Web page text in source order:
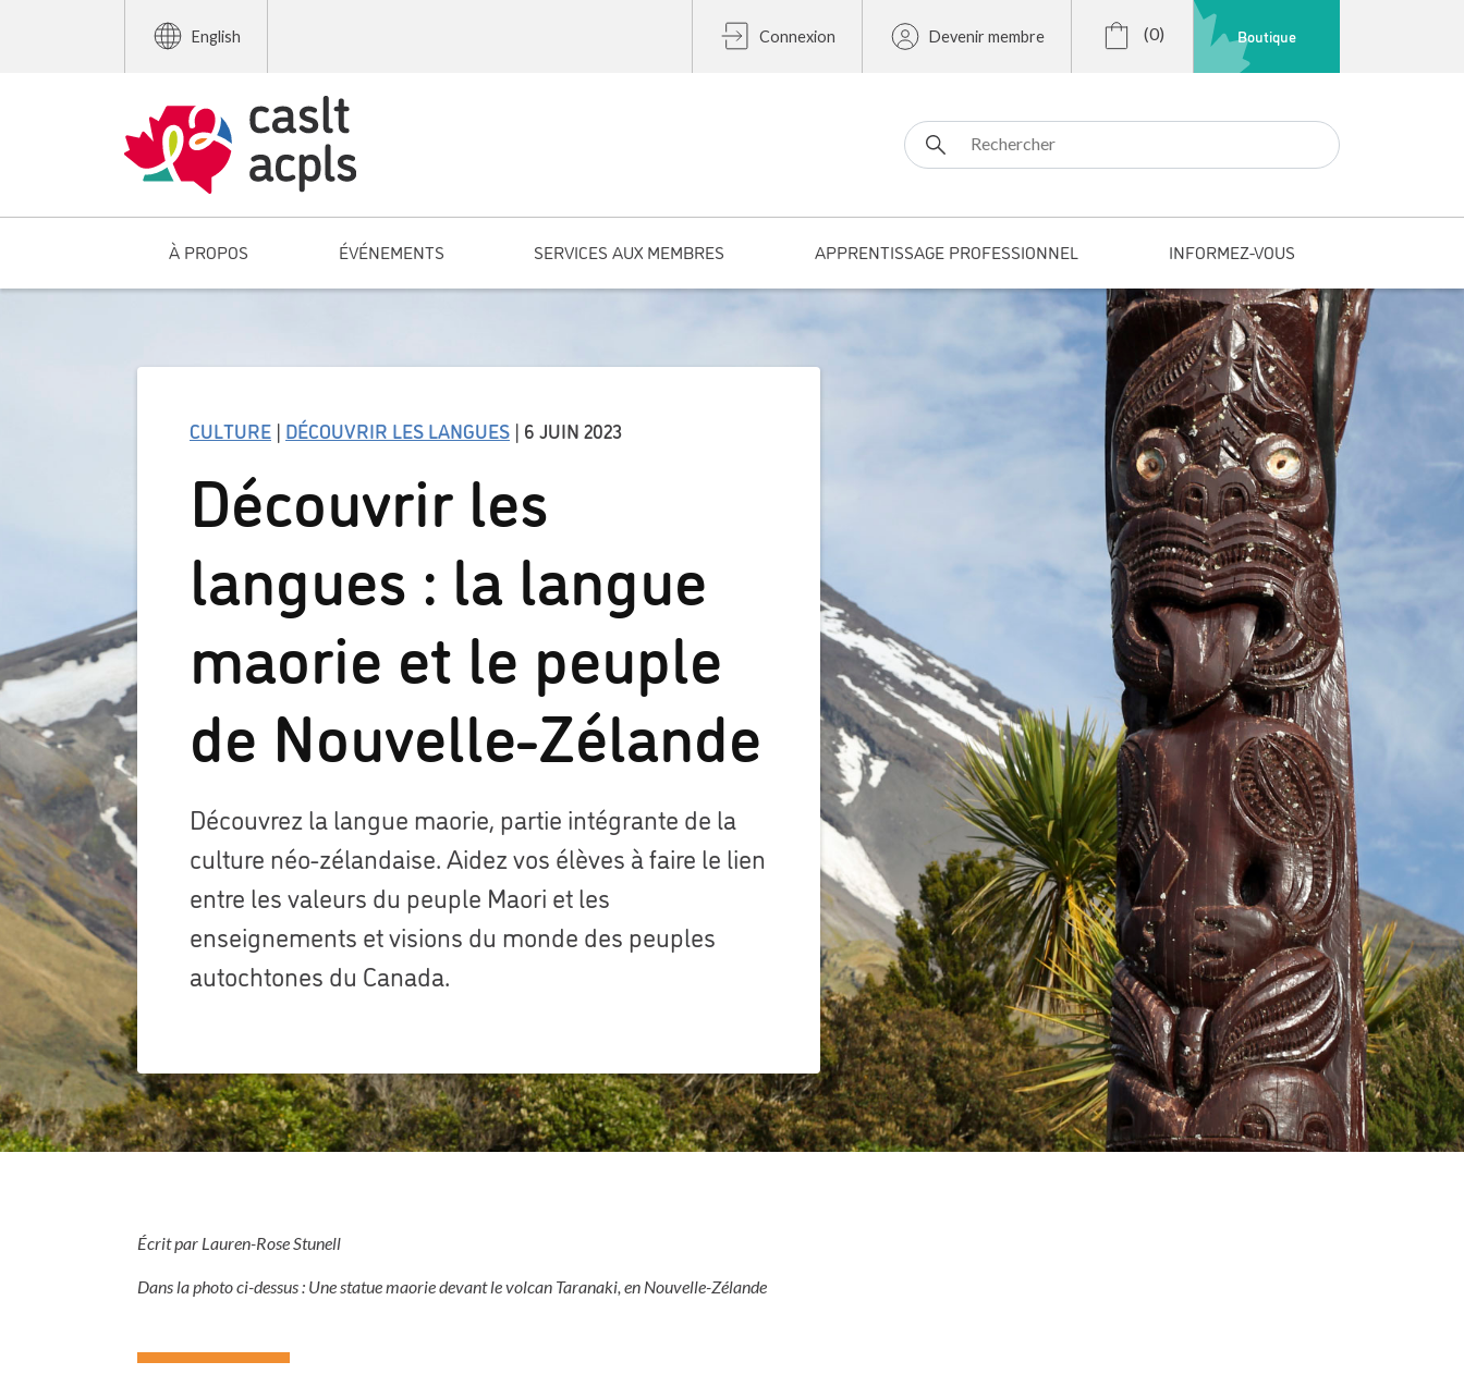
English Connexion Devenir membre (0) Boutique
Search for:
À PROPOS ÉVÉNEMENTS SERVICES AUX MEMBRES APPRENTISSAGE PROFESSIONNEL INFORMEZ-VOUS
CULTURE | DÉCOUVRIR LES LANGUES | 6 JUIN 2023
Découvrir les
langues : la langue
maorie et le peuple
de Nouvelle-Zélande
Découvrez la langue maorie, partie intégrante de la
culture néo-zélandaise. Aidez vos élèves à faire le lien
entre les valeurs du peuple Maori et les
enseignements et visions du monde des peuples
autochtones du Canada.
Écrit par Lauren-Rose Stunell
Dans la photo ci-dessus : Une statue maorie devant le volcan Taranaki, en Nouvelle-Zélande